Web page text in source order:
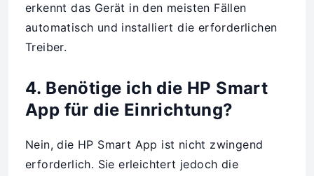
erkennt das Gerät in den meisten Fällen
automatisch und installiert die erforderlichen
Treiber.
4. Benötige ich die HP Smart
App für die Einrichtung?
Nein, die HP Smart App ist nicht zwingend
erforderlich. Sie erleichtert jedoch die